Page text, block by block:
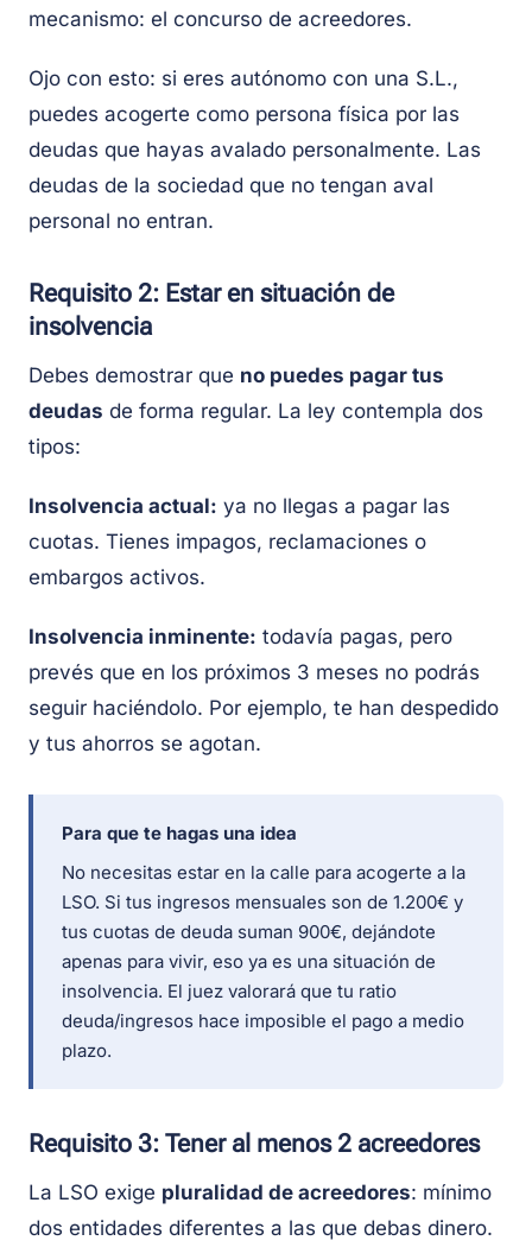
mecanismo: el concurso de acreedores.
Ojo con esto: si eres autónomo con una S.L.,
puedes acogerte como persona física por las
deudas que hayas avalado personalmente. Las
deudas de la sociedad que no tengan aval
personal no entran.
Requisito 2: Estar en situación de
insolvencia
Debes demostrar que no puedes pagar tus
deudas de forma regular. La ley contempla dos
tipos:
Insolvencia actual: ya no llegas a pagar las
cuotas. Tienes impagos, reclamaciones o
embargos activos.
Insolvencia inminente: todavía pagas, pero
prevés que en los próximos 3 meses no podrás
seguir haciéndolo. Por ejemplo, te han despedido
y tus ahorros se agotan.
Para que te hagas una idea
No necesitas estar en la calle para acogerte a la
LSO. Si tus ingresos mensuales son de 1.200€ y
tus cuotas de deuda suman 900€, dejándote
apenas para vivir, eso ya es una situación de
insolvencia. El juez valorará que tu ratio
deuda/ingresos hace imposible el pago a medio
plazo.
Requisito 3: Tener al menos 2 acreedores
La LSO exige pluralidad de acreedores: mínimo
dos entidades diferentes a las que debas dinero.